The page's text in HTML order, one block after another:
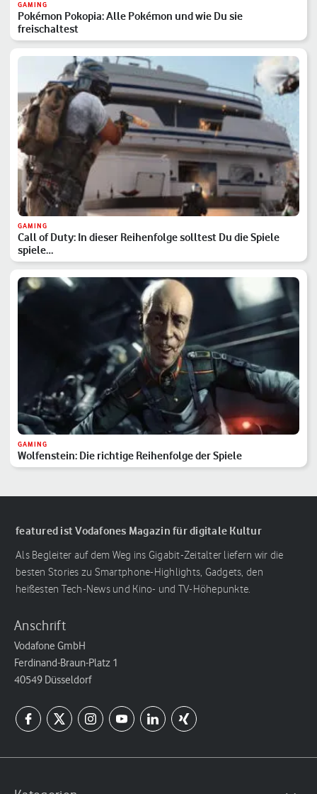
GAMING
Pokémon Pokopia: Alle Pokémon und wie Du sie
freischaltest
GAMING
Call of Duty: In dieser Reihenfolge solltest Du die Spiele
spiele…
GAMING
Wolfenstein: Die richtige Reihenfolge der Spiele
featured ist Vodafones Magazin für digitale Kultur
Als Begleiter auf dem Weg ins Gigabit-Zeitalter liefern wir die
besten Stories zu Smartphone-Highlights, Gadgets, den
heißesten Tech-News und Kino- und TV-Höhepunkte.
Anschrift
Vodafone GmbH
Ferdinand-Braun-Platz 1
40549 Düsseldorf